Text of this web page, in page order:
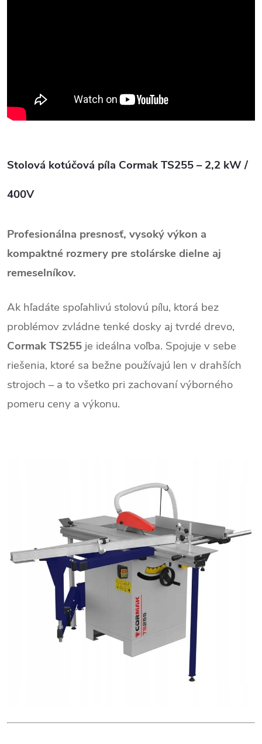
Stolová kotúčová píla Cormak TS255 – 2,2 kW /
400V
Profesionálna presnosť, vysoký výkon a
kompaktné rozmery pre stolárske dielne aj
remeselníkov.
Ak hľadáte spoľahlivú stolovú pílu, ktorá bez
problémov zvládne tenké dosky aj tvrdé drevo,
Cormak TS255 je ideálna voľba. Spojuje v sebe
riešenia, ktoré sa bežne používajú len v drahších
strojoch – a to všetko pri zachovaní výborného
pomeru ceny a výkonu.